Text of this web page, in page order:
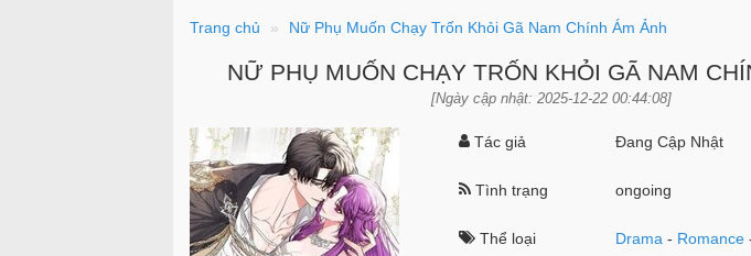
Trang chủ Nữ Phụ Muốn Chạy Trốn Khỏi Gã Nam Chính Ám Ảnh
NỮ PHỤ MUỐN CHẠY TRỐN KHỎI GÃ NAM
[Ngày cập nhật: 2025-12-22 00:44:08]
Tác giả Đang Cập Nhật
Tình trạng ongoing
Thể loại Drama - Romance